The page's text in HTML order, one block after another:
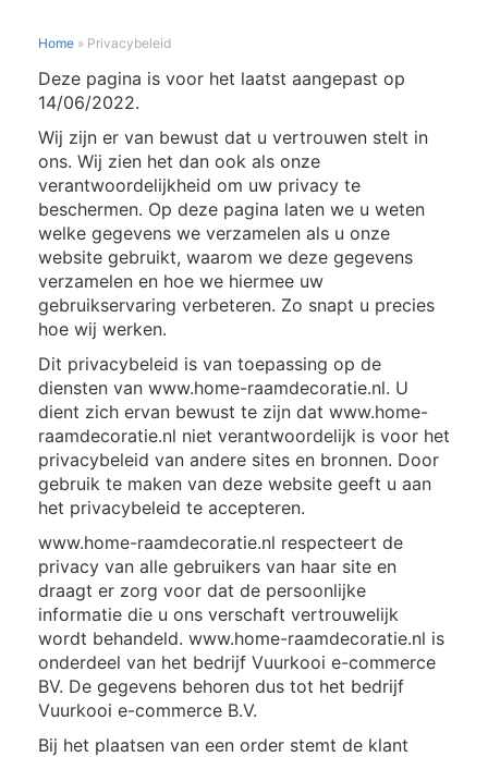
Home » Privacybeleid
Deze pagina is voor het laatst aangepast op
14/06/2022.
Wij zijn er van bewust dat u vertrouwen stelt in
ons. Wij zien het dan ook als onze
verantwoordelijkheid om uw privacy te
beschermen. Op deze pagina laten we u weten
welke gegevens we verzamelen als u onze
website gebruikt, waarom we deze gegevens
verzamelen en hoe we hiermee uw
gebruikservaring verbeteren. Zo snapt u precies
hoe wij werken.
Dit privacybeleid is van toepassing op de
diensten van www.home-raamdecoratie.nl. U
dient zich ervan bewust te zijn dat www.home-
raamdecoratie.nl niet verantwoordelijk is voor het
privacybeleid van andere sites en bronnen. Door
gebruik te maken van deze website geeft u aan
het privacybeleid te accepteren.
www.home-raamdecoratie.nl respecteert de
privacy van alle gebruikers van haar site en
draagt er zorg voor dat de persoonlijke
informatie die u ons verschaft vertrouwelijk
wordt behandeld. www.home-raamdecoratie.nl is
onderdeel van het bedrijf Vuurkooi e-commerce
BV. De gegevens behoren dus tot het bedrijf
Vuurkooi e-commerce B.V.
Bij het plaatsen van een order stemt de klant